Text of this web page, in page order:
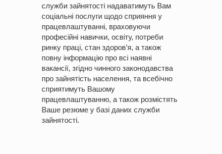
служби зайнятості надаватимуть Вам
соціальні послуги щодо сприяння у
працевлаштуванні, враховуючи
професійні навички, освіту, потреби
ринку праці, стан здоров’я, а також
повну інформацію про всі наявні
вакансії, згідно чинного законодавства
про зайнятість населення, та всебічно
сприятимуть Вашому
працевлаштуванню, а також розмістять
Ваше резюме у базі даних служби
зайнятості.